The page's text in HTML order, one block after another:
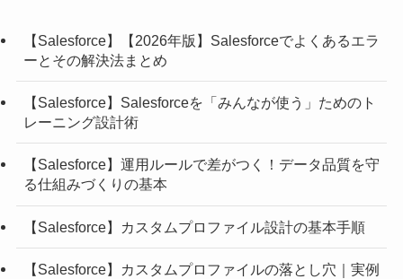
【Salesforce】【2026年版】Salesforceでよくあるエラ
ーとその解決法まとめ
【Salesforce】Salesforceを「みんなが使う」ためのト
レーニング設計術
【Salesforce】運用ルールで差がつく！データ品質を守
る仕組みづくりの基本
【Salesforce】カスタムプロファイル設計の基本手順
【Salesforce】カスタムプロファイルの落とし穴｜実例